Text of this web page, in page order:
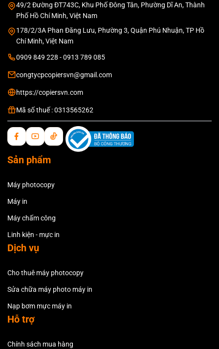
49/2 Đường ĐT743C, Khu Phố Đông Tân, Phường Dĩ An, Thành
Phố Hồ Chí Minh, Việt Nam
178/2/3A Phan Đăng Lưu, Phường 3, Quận Phú Nhuận, TP Hồ
Chí Minh, Việt Nam
0909 849 228 - 0913 789 085
congtycpcopiersvn@gmail.com
https://copiersvn.com
Mã số thuế : 0313565262
Sản phẩm
Máy photocopy
Máy in
Máy chấm công
Linh kiện - mực in
Dịch vụ
Cho thuê máy photocopy
Sửa chữa máy photo máy in
Nạp bơm mực máy in
Hỗ trợ
Chính sách mua hàng